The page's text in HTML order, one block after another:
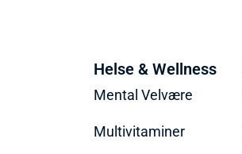
Helse & Wellness
Mental Velvære
Multivitaminer